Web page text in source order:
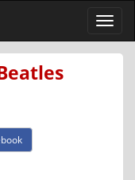
Ver
menú